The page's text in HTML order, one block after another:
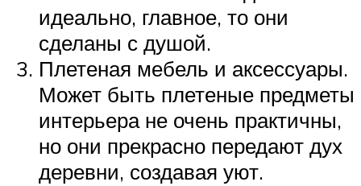
идеально, главное, то они
сделаны с душой.
Плетеная мебель и аксессуары.
Может быть плетеные предметы
интерьера не очень практичны,
но они прекрасно передают дух
деревни, создавая уют.